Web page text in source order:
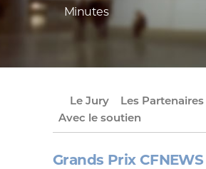
Minutes
Le Jury
Les Partenaires
Avec le soutien
Grands Prix CFNEWS